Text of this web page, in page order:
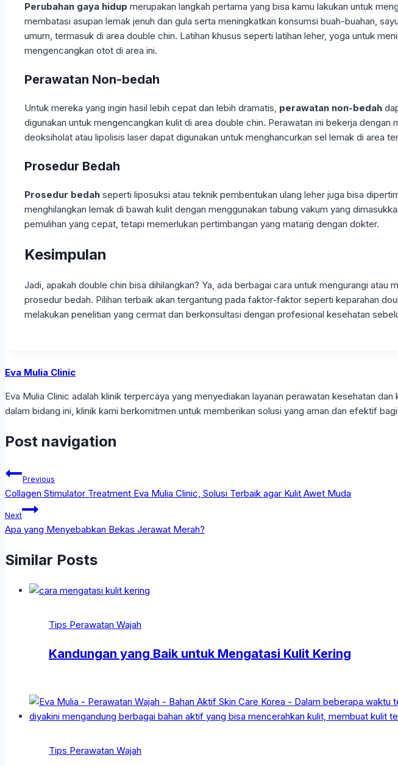
Perubahan gaya hidup merupakan langkah pertama yang bisa kamu lakukan untuk
membatasi asupan lemak jenuh dan gula serta meningkatkan konsumsi buah-buahan,
umum, termasuk di area double chin. Latihan khusus seperti latihan leher, yoga untuk
mengencangkan otot di area ini.
Perawatan Non-bedah
Untuk mereka yang ingin hasil lebih cepat dan lebih dramatis, perawatan non-bedah
digunakan untuk mengencangkan kulit di area double chin. Perawatan ini bekerja
deoksiholat atau lipolisis laser dapat digunakan untuk menghancurkan sel lemak di area
Prosedur Bedah
Prosedur bedah seperti liposuksi atau teknik pembentukan ulang leher juga bisa
menghilangkan lemak di bawah kulit dengan menggunakan tabung vakum yang
pemulihan yang cepat, tetapi memerlukan pertimbangan yang matang dengan dokter.
Kesimpulan
Jadi, apakah double chin bisa dihilangkan? Ya, ada berbagai cara untuk mengurangi
prosedur bedah. Pilihan terbaik akan tergantung pada faktor-faktor seperti keparahan
melakukan penelitian yang cermat dan berkonsultasi dengan profesional kesehatan
Eva Mulia Clinic
Eva Mulia Clinic adalah klinik terpercaya yang menyediakan layanan perawatan kesehatan
dalam bidang ini, klinik kami berkomitmen untuk memberikan solusi yang aman dan efektif
Post navigation
Previous
Collagen Stimulator Treatment Eva Mulia Clinic, Solusi Terbaik agar Kulit Awet Muda
Next
Apa yang Menyebabkan Bekas Jerawat Merah?
Similar Posts
Tips Perawatan Wajah
Kandungan yang Baik untuk Mengatasi Kulit Kering
Tips Perawatan Wajah